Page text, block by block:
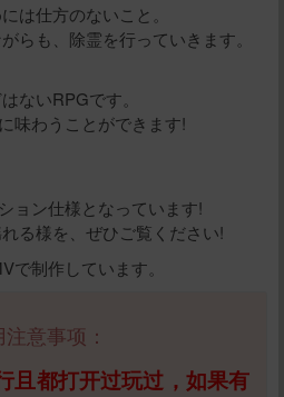
は仕方のないこと。
らも、除霊を行っていきます。
ないRPGです。
味わうことができます!
ョン仕様となっています!
る様を、ぜひご覧ください!
制作しています。
意事项：
且都打开过玩过，如果有